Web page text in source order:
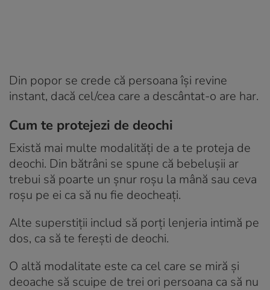
Din popor se crede că persoana își revine
instant, dacă cel/cea care a descântat-o are har.
Cum te protejezi de deochi
Există mai multe modalități de a te proteja de
deochi. Din bătrâni se spune că bebelușii ar
trebui să poarte un șnur roșu la mână sau ceva
roșu pe ei ca să nu fie deocheați.
Alte superstiții includ să porți lenjeria intimă pe
dos, ca să te ferești de deochi.
O altă modalitate este ca cel care se miră și
deoache să scuipe de trei ori persoana ca să nu